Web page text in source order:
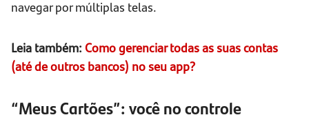
navegar por múltiplas telas.
Leia também: Como gerenciar todas as suas contas
(até de outros bancos) no seu app?
“Meus Cartões”: você no controle